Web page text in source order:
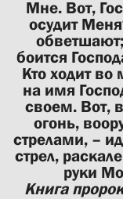
Мне. Вот,
осудит
боится
Кто ходит во
на имя
своем. Вот,
огонь,
стрелами, –
стрел,
руки
Книга